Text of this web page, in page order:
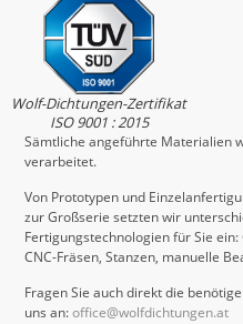
Wolf-Dichtungen-Zertifikat
ISO 9001 : 2015
Sämtliche angeführte Materialien
verarbeitet.
Von Prototypen und
zur Großserie setzten wir
Fertigungstechnologien für Sie ein:
CNC-Fräsen, Stanzen, manuelle
Fragen Sie auch direkt die
uns an:office@wolfdichtungen.at